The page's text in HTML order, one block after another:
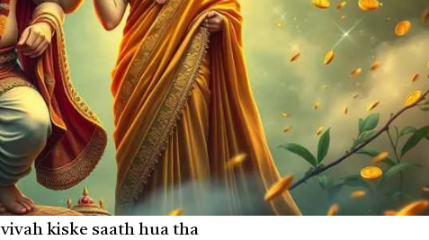
kiske saath hua tha